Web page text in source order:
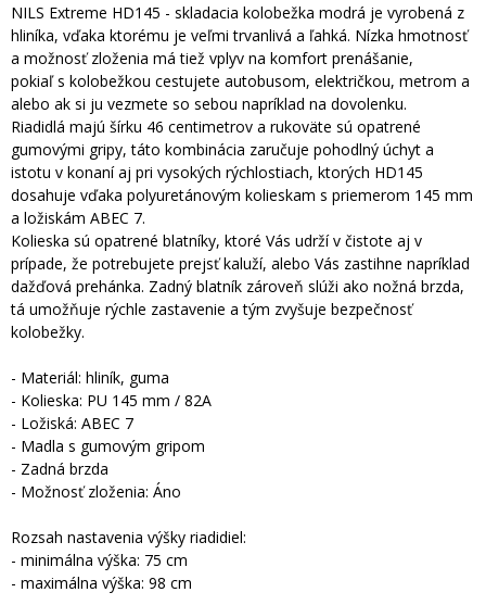
NILS Extreme HD145 - skladacia kolobežka modrá je vyrobená z
hliníka, vďaka ktorému je veľmi trvanlivá a ľahká. Nízka hmotnosť
a možnosť zloženia má tiež vplyv na komfort prenášanie,
pokiaľ s kolobežkou cestujete autobusom, električkou, metrom a
alebo ak si ju vezmete so sebou napríklad na dovolenku.
Riadidlá majú šírku 46 centimetrov a rukoväte sú opatrené
gumovými gripy, táto kombinácia zaručuje pohodlný úchyt a
istotu v konaní aj pri vysokých rýchlostiach, ktorých HD145
dosahuje vďaka polyuretánovým kolieskam s priemerom 145 mm
a ložiskám ABEC 7.
Kolieska sú opatrené blatníky, ktoré Vás udrží v čistote aj v
prípade, že potrebujete prejsť kaluží, alebo Vás zastihne napríklad
dažďová prehánka. Zadný blatník zároveň slúži ako nožná brzda,
tá umožňuje rýchle zastavenie a tým zvyšuje bezpečnosť
kolobežky.
- Materiál: hliník, guma
- Kolieska: PU 145 mm / 82A
- Ložiská: ABEC 7
- Madla s gumovým gripom
- Zadná brzda
- Možnosť zloženia: Áno
Rozsah nastavenia výšky riadidiel:
- minimálna výška: 75 cm
- maximálna výška: 98 cm